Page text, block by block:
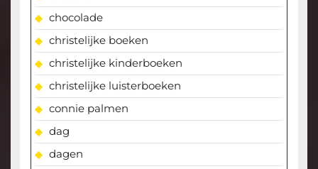
chocolade
christelijke boeken
christelijke kinderboeken
christelijke luisterboeken
connie palmen
dag
dagen